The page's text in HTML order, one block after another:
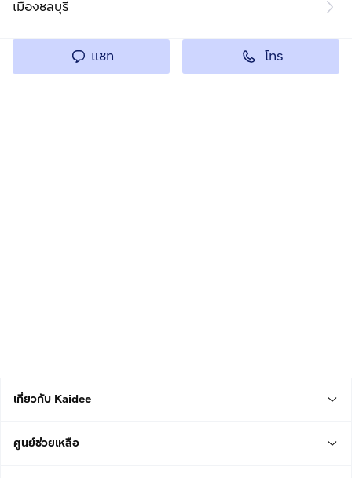
เมืองชลบุรี
แชท โทร
เกี่ยวกับ Kaidee
ศูนย์ช่วยเหลือ